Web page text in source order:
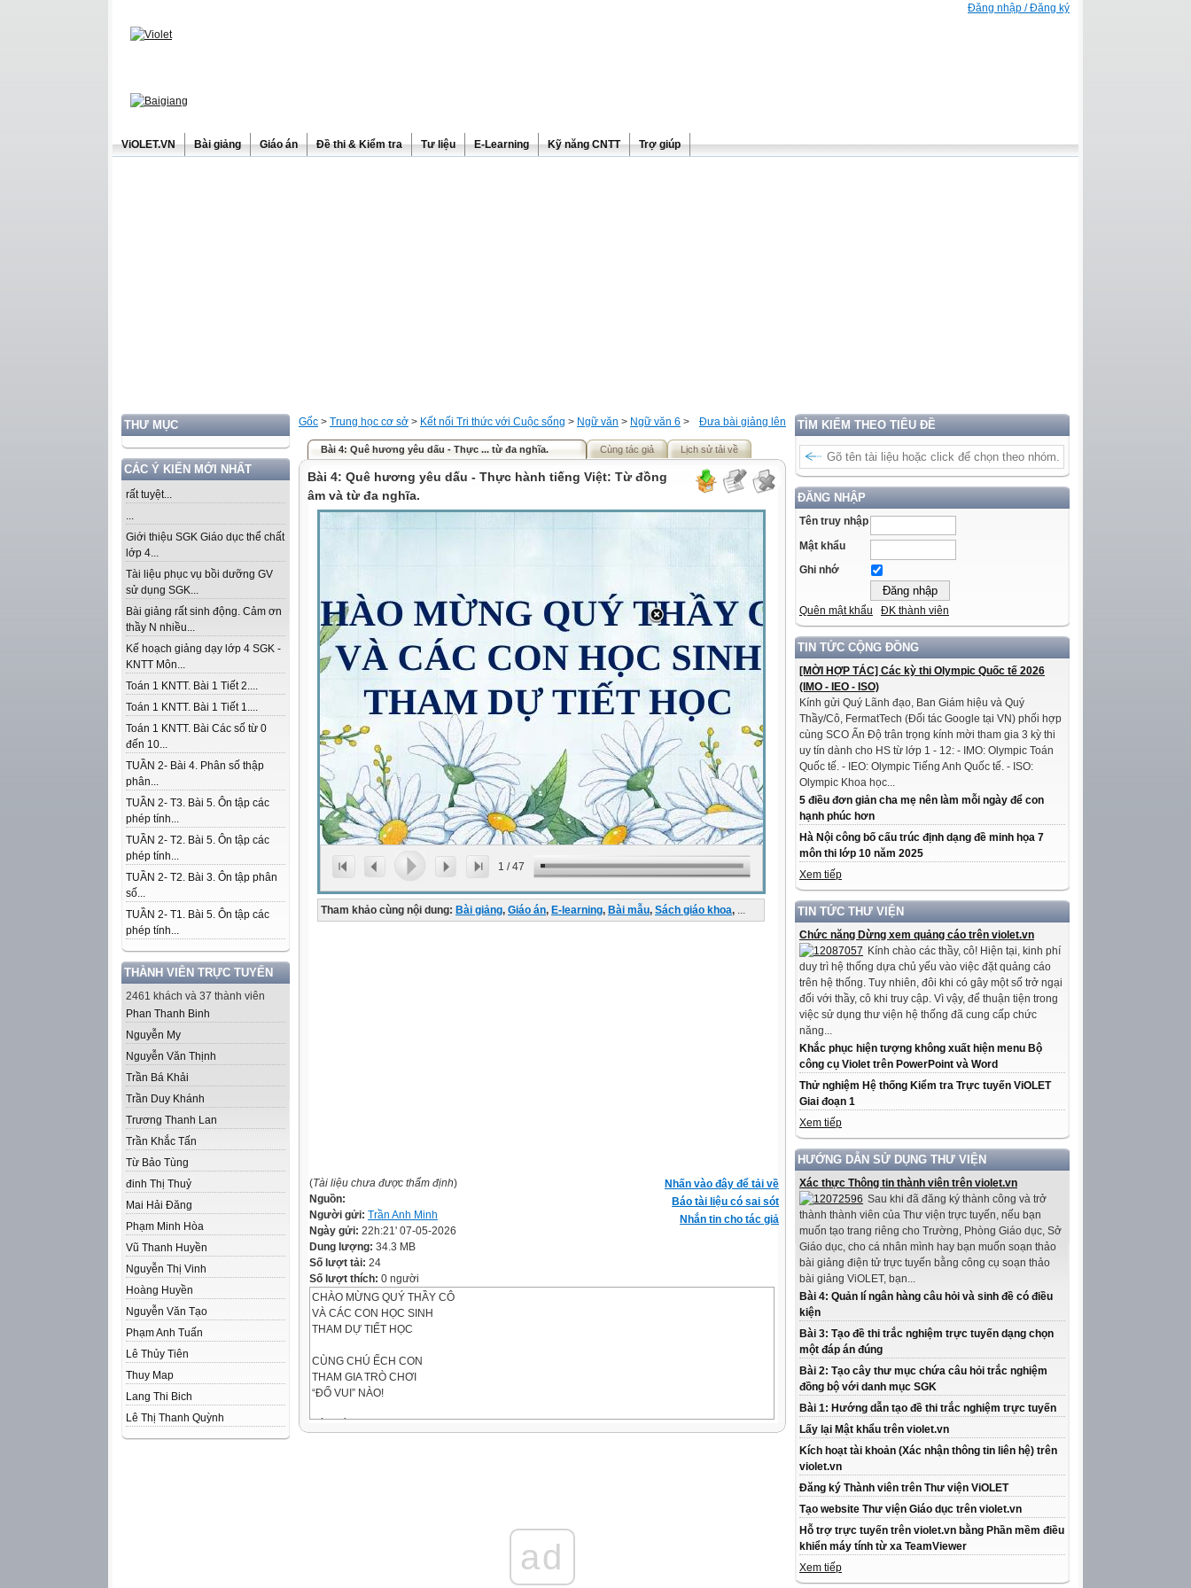
Đăng nhập / Đăng ký
ViOLET.VN Bài giảng Giáo án Đề thi & Kiểm tra Tư liệu E-Learning Kỹ năng CNTT Trợ giúp
THƯ MỤC
CÁC Ý KIẾN MỚI NHẤT
rất tuyệt...
...
Giới thiệu SGK Giáo dục thể chất
lớp 4...
Tài liệu phục vụ bồi dưỡng GV
sử dụng SGK...
Bài giảng rất sinh động. Cảm ơn
thầy N nhiều...
Kế hoạch giảng dạy lớp 4 SGK -
KNTT Môn...
Toán 1 KNTT. Bài 1 Tiết 2....
Toán 1 KNTT. Bài 1 Tiết 1....
Toán 1 KNTT. Bài Các số từ 0
đến 10...
TUẦN 2- Bài 4. Phân số thập
phân...
TUẦN 2- T3. Bài 5. Ôn tập các
phép tính...
TUẦN 2- T2. Bài 5. Ôn tập các
phép tính...
TUẦN 2- T2. Bài 3. Ôn tập phân
số...
TUẦN 2- T1. Bài 5. Ôn tập các
phép tính...
THÀNH VIÊN TRỰC TUYẾN
2461 khách và 37 thành viên
Phan Thanh Binh
Nguyễn My
Nguyễn Văn Thịnh
Trần Bá Khải
Trần Duy Khánh
Trương Thanh Lan
Trần Khắc Tấn
Từ Bảo Tùng
đinh Thị Thuỷ
Mai Hải Đăng
Phạm Minh Hòa
Vũ Thanh Huyền
Nguyễn Thị Vinh
Hoàng Huyền
Nguyễn Văn Tạo
Phạm Anh Tuấn
Lê Thủy Tiên
Thuy Map
Lang Thi Bich
Lê Thị Thanh Quỳnh
TÌM KIẾM THEO TIÊU ĐỀ
ĐĂNG NHẬP
Tên truy nhập
Mật khẩu
Ghi nhớ
Quên mật khẩu ĐK thành viên
TIN TỨC CỘNG ĐỒNG
[MỜI HỢP TÁC] Các kỳ thi Olympic Quốc tế 2026
(IMO - IEO - ISO)
Kính gửi Quý Lãnh đạo, Ban Giám hiệu và Quý
Thầy/Cô, FermatTech (Đối tác Google tại VN) phối hợp
cùng SCO Ấn Độ trân trọng kính mời tham gia 3 kỳ thi
uy tín dành cho HS từ lớp 1 - 12: - IMO: Olympic Toán
Quốc tế. - IEO: Olympic Tiếng Anh Quốc tế. - ISO:
Olympic Khoa học...
5 điều đơn giản cha mẹ nên làm mỗi ngày để con
hạnh phúc hơn
Hà Nội công bố cấu trúc định dạng đề minh họa 7
môn thi lớp 10 năm 2025
Xem tiếp
TIN TỨC THƯ VIỆN
Chức năng Dừng xem quảng cáo trên violet.vn
Kính chào các thầy, cô! Hiện tại, kinh phí
duy trì hệ thống dựa chủ yếu vào việc đặt quảng cáo
trên hệ thống. Tuy nhiên, đôi khi có gây một số trở ngại
đối với thầy, cô khi truy cập. Vì vậy, để thuận tiện trong
việc sử dụng thư viện hệ thống đã cung cấp chức
năng...
Khắc phục hiện tượng không xuất hiện menu Bộ
công cụ Violet trên PowerPoint và Word
Thử nghiệm Hệ thống Kiểm tra Trực tuyến ViOLET
Giai đoạn 1
Xem tiếp
HƯỚNG DẪN SỬ DỤNG THƯ VIỆN
Xác thực Thông tin thành viên trên violet.vn
Sau khi đã đăng ký thành công và trở
thành thành viên của Thư viện trực tuyến, nếu bạn
muốn tạo trang riêng cho Trường, Phòng Giáo dục, Sở
Giáo dục, cho cá nhân mình hay bạn muốn soạn thảo
bài giảng điện tử trực tuyến bằng công cụ soạn thảo
bài giảng ViOLET, bạn...
Bài 4: Quản lí ngân hàng câu hỏi và sinh đề có điều
kiện
Bài 3: Tạo đề thi trắc nghiệm trực tuyến dạng chọn
một đáp án đúng
Bài 2: Tạo cây thư mục chứa câu hỏi trắc nghiệm
đồng bộ với danh mục SGK
Bài 1: Hướng dẫn tạo đề thi trắc nghiệm trực tuyến
Lấy lại Mật khẩu trên violet.vn
Kích hoạt tài khoản (Xác nhận thông tin liên hệ) trên
violet.vn
Đăng ký Thành viên trên Thư viện ViOLET
Tạo website Thư viện Giáo dục trên violet.vn
Hỗ trợ trực tuyến trên violet.vn bằng Phần mềm điều
khiển máy tính từ xa TeamViewer
Xem tiếp
Đưa bài giảng lên
Gốc > Trung học cơ sở > Kết nối Tri thức với Cuộc sống > Ngữ văn > Ngữ văn 6 >
Bài 4: Quê hương yêu dấu - Thực ... từ đa nghĩa. Cùng tác giả Lịch sử tải về
Bài 4: Quê hương yêu dấu - Thực hành tiếng Việt: Từ đồng
âm và từ đa nghĩa.
1 /47
Tham khảo cùng nội dung: Bài giảng, Giáo án, E-learning, Bài mẫu, Sách giáo khoa, ...
Nhấn vào đây để tải về
Báo tài liệu có sai sót
Nhắn tin cho tác giả
(Tài liệu chưa được thẩm định)
Nguồn:
Người gửi: Trần Anh Minh
Ngày gửi: 22h:21' 07-05-2026
Dung lượng: 34.3 MB
Số lượt tải: 24
Số lượt thích: 0 người
CHÀO MỪNG QUÝ THẦY CÔ
VÀ CÁC CON HỌC SINH
THAM DỰ TIẾT HỌC
CÙNG CHÚ ẾCH CON
THAM GIA TRÒ CHƠI
“ĐỐ VUI” NÀO!
ad